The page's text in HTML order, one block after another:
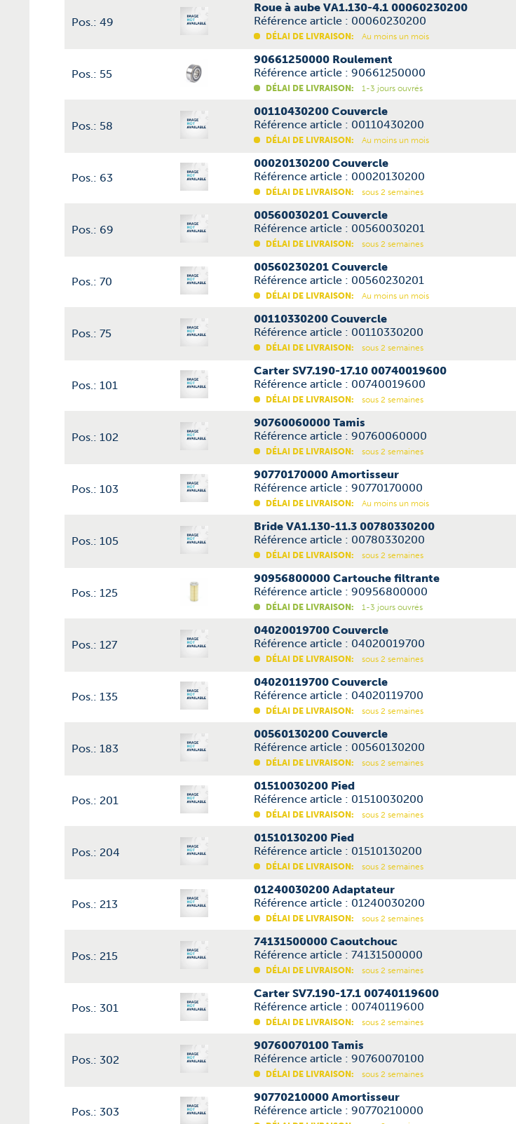
Pos.: 49
Roue à aube VA1.130-4.1 00060230200
Référence article : 00060230200
DÉLAI DE LIVRAISON: Au moins un mois
Pos.: 55
90661250000 Roulement
Référence article : 90661250000
DÉLAI DE LIVRAISON: 1-3 jours ouvrés
Pos.: 58
00110430200 Couvercle
Référence article : 00110430200
DÉLAI DE LIVRAISON: Au moins un mois
Pos.: 63
00020130200 Couvercle
Référence article : 00020130200
DÉLAI DE LIVRAISON: sous 2 semaines
Pos.: 69
00560030201 Couvercle
Référence article : 00560030201
DÉLAI DE LIVRAISON: sous 2 semaines
Pos.: 70
00560230201 Couvercle
Référence article : 00560230201
DÉLAI DE LIVRAISON: Au moins un mois
Pos.: 75
00110330200 Couvercle
Référence article : 00110330200
DÉLAI DE LIVRAISON: sous 2 semaines
Pos.: 101
Carter SV7.190-17.10 00740019600
Référence article : 00740019600
DÉLAI DE LIVRAISON: sous 2 semaines
Pos.: 102
90760060000 Tamis
Référence article : 90760060000
DÉLAI DE LIVRAISON: sous 2 semaines
Pos.: 103
90770170000 Amortisseur
Référence article : 90770170000
DÉLAI DE LIVRAISON: Au moins un mois
Pos.: 105
Bride VA1.130-11.3 00780330200
Référence article : 00780330200
DÉLAI DE LIVRAISON: sous 2 semaines
Pos.: 125
90956800000 Cartouche filtrante
Référence article : 90956800000
DÉLAI DE LIVRAISON: 1-3 jours ouvrés
Pos.: 127
04020019700 Couvercle
Référence article : 04020019700
DÉLAI DE LIVRAISON: sous 2 semaines
Pos.: 135
04020119700 Couvercle
Référence article : 04020119700
DÉLAI DE LIVRAISON: sous 2 semaines
Pos.: 183
00560130200 Couvercle
Référence article : 00560130200
DÉLAI DE LIVRAISON: sous 2 semaines
Pos.: 201
01510030200 Pied
Référence article : 01510030200
DÉLAI DE LIVRAISON: sous 2 semaines
Pos.: 204
01510130200 Pied
Référence article : 01510130200
DÉLAI DE LIVRAISON: sous 2 semaines
Pos.: 213
01240030200 Adaptateur
Référence article : 01240030200
DÉLAI DE LIVRAISON: sous 2 semaines
Pos.: 215
74131500000 Caoutchouc
Référence article : 74131500000
DÉLAI DE LIVRAISON: sous 2 semaines
Pos.: 301
Carter SV7.190-17.1 00740119600
Référence article : 00740119600
DÉLAI DE LIVRAISON: sous 2 semaines
Pos.: 302
90760070100 Tamis
Référence article : 90760070100
DÉLAI DE LIVRAISON: sous 2 semaines
Pos.: 303
90770210000 Amortisseur
Référence article : 90770210000